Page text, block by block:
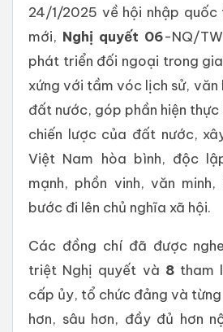
24/1/2025 về hội nhập quốc
mới, Nghị quyết 06-NQ/
phát triển đối ngoại trong
xứng với tầm vóc lịch sử,
đất nước, góp phần hiện
chiến lược của đất nước,
Việt Nam hòa bình, độc
mạnh, phồn vinh, văn minh,
bước đi lên chủ nghĩa xã hội.
Các đồng chí đã được
triệt Nghị quyết và 8tham
cấp ủy, tổ chức đảng và từng
hơn, sâu hơn, đầy đủ hơn